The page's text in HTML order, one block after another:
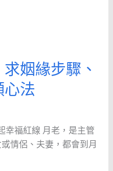
姻緣步驟、
法
幸福紅線 月老，是主管
情侶、夫妻，都會到月